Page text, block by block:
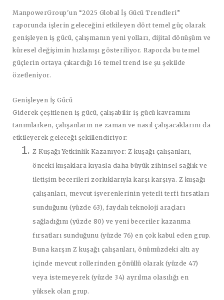
ManpowerGroup'un “2025 Global İş Gücü Trendleri”
raporunda işlerin geleceğini etkileyen dört temel güç olarak
genişleyen iş gücü, çalışmanın yeni yolları, dijital dönüşüm ve
küresel değişimin hızlanışı gösteriliyor. Raporda bu temel
güçlerin ortaya çıkardığı 16 temel trend ise şu şekilde
özetleniyor.
Genişleyen İş Gücü
Giderek çeşitlenen iş gücü, çalışabilir iş gücü kavramını
tanımlarken, çalışanların ne zaman ve nasıl çalışacaklarını da
etkileyerek geleceği şekillendiriyor:
Z Kuşağı Yetkinlik Kazanıyor: Z kuşağı çalışanları,
önceki kuşaklara kıyasla daha büyük zihinsel sağlık ve
iletişim becerileri zorluklarıyla karşı karşıya. Z kuşağı
çalışanları, mevcut işverenlerinin yeterli terfi fırsatları
sunduğunu (yüzde 63), faydalı teknoloji araçları
sağladığını (yüzde 80) ve yeni beceriler kazanma
fırsatları sunduğunu (yüzde 76) en çok kabul eden grup.
Buna karşın Z kuşağı çalışanları, önümüzdeki altı ay
içinde mevcut rollerinden gönüllü olarak (yüzde 47)
veya istemeyerek (yüzde 34) ayrılma olasılığı en
yüksek olan grup.